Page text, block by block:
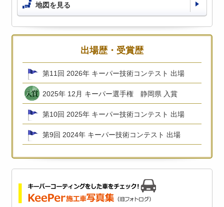
地図を見る
出場歴・受賞歴
第11回 2026年 キーパー技術コンテスト 出場
2025年 12月 キーパー選手権 静岡県 入賞
第10回 2025年 キーパー技術コンテスト 出場
第9回 2024年 キーパー技術コンテスト 出場